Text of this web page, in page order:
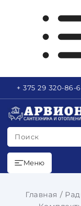
+ 375 29 320-86-
Поиск
Меню
Главная